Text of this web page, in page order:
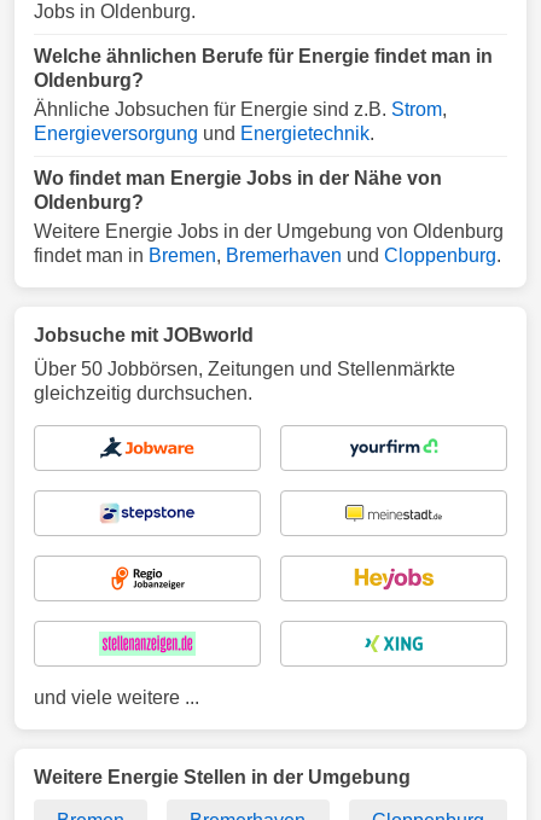
Jobs in Oldenburg.
Welche ähnlichen Berufe für Energie findet man in
Oldenburg?
Ähnliche Jobsuchen für Energie sind z.B. Strom,
Energieversorgung und Energietechnik.
Wo findet man Energie Jobs in der Nähe von
Oldenburg?
Weitere Energie Jobs in der Umgebung von Oldenburg
findet man in Bremen, Bremerhaven und Cloppenburg.
Jobsuche mit JOBworld
Über 50 Jobbörsen, Zeitungen und Stellenmärkte
gleichzeitig durchsuchen.
und viele weitere ...
Weitere Energie Stellen in der Umgebung